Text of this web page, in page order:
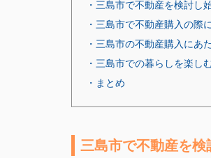
・三島市で不動産を検討し
・三島市で不動産購入の際
・三島市の不動産購入にあ
・三島市での暮らしを楽し
・まとめ
三島市で不動産を